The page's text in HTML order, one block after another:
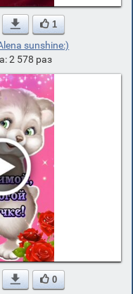
 1
sunshine:)
2 578 раз
 0